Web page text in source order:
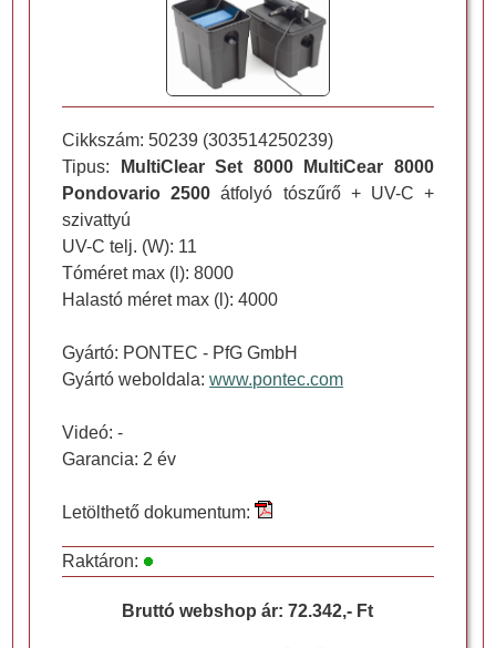
Cikkszám:50239 (303514250239)
Tipus:
MultiClear Set 8000 MultiCear 8000
Pondovario 2500 átfolyó tószűrő + UV-C +
szivattyú
UV-C telj. (W): 11
Tóméret max (l): 8000
Halastó méret max (l): 4000
Gyártó: PONTEC - PfG GmbH
Gyártó weboldala:www.pontec.com
Videó: -
Garancia: 2 év
Letölthető dokumentum:
Raktáron:
Bruttó webshop ár:72.342,- Ft